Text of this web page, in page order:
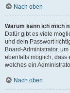
Nach oben
Warum kann ich mich
Dafür gibt es viele
und dein Passwort
Board-Administrator,
ebenfalls möglich, dass
welches ein
Nach oben